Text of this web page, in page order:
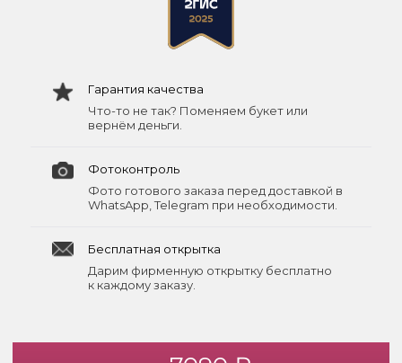
Гарантия качества
Что-то не так? Поменяем букет или
вернём деньги.
Фотоконтроль
Фото готового заказа перед доставкой в
WhatsApp, Telegram при необходимости.
Бесплатная открытка
Дарим фирменную открытку бесплатно
к каждому заказу.